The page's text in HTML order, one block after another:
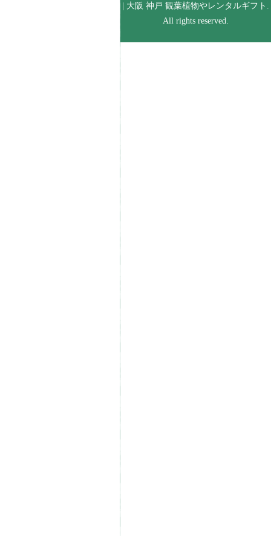
| 大阪 神戸 観葉植物やレンタルギフト.
All rights reserved.